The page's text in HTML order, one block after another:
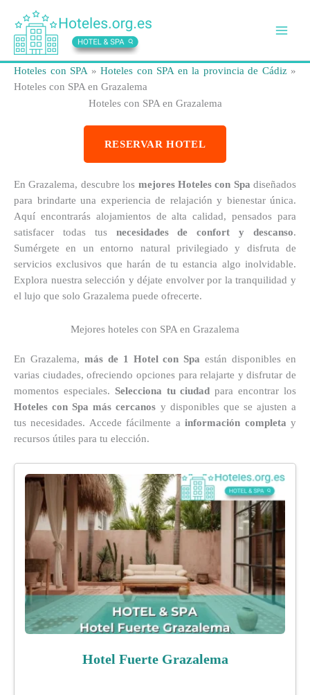
contenido
Hoteles con SPA » Hoteles con SPA en la provincia de Cádiz»
Hoteles con SPA en Grazalema
Hoteles con SPA en Grazalema
RESERVAR HOTEL
En Grazalema, descubre los mejores Hoteles con Spa diseñados
para brindarte una experiencia de relajación y bienestar única.
Aquí encontrarás alojamientos de alta calidad, pensados para
satisfacer todas tus necesidades de confort y descanso.
Sumérgete en un entorno natural privilegiado y disfruta de
servicios exclusivos que harán de tu estancia algo inolvidable.
Explora nuestra selección y déjate envolver por la tranquilidad y
el lujo que solo Grazalema puede ofrecerte.
Mejores hoteles con SPA en Grazalema
En Grazalema, más de 1 Hotel con Spa están disponibles en
varias ciudades, ofreciendo opciones para relajarte y disfrutar de
momentos especiales. Selecciona tu ciudad para encontrar los
Hoteles con Spa más cercanos y disponibles que se ajusten a
tus necesidades. Accede fácilmente ainformación completa y
recursos útiles para tu elección.
Hotel Fuerte Grazalema